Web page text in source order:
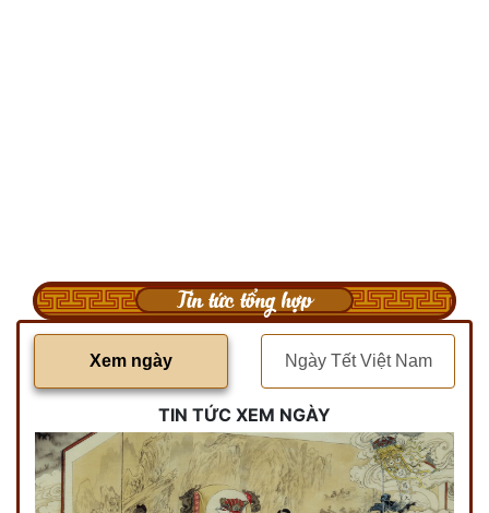
Tin tức tổng hợp
Xem ngày Ngày Tết Việt Nam
TIN TỨC XEM NGÀY